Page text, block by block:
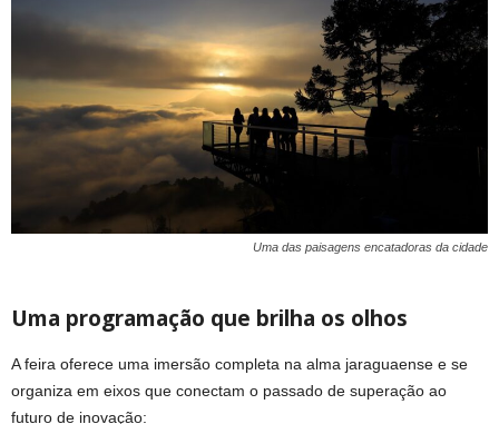
Uma das paisagens encatadoras da cidade
Uma programação que brilha os olhos
A feira oferece uma imersão completa na alma jaraguaense e se
organiza em eixos que conectam o passado de superação ao
futuro de inovação: